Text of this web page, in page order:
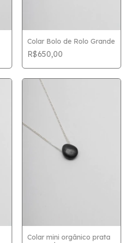
Colar Bolo de Rolo Grande
R$650,00
Colar mini orgânico prata